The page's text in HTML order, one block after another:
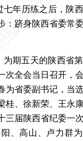
七年历练之后，陕
：跻身陕西省委常
期五天的陕西省
次全会当日召开，
为省委副书记，当
、徐新荣、王永康
三届陕西省纪委一
、高山、卢力群